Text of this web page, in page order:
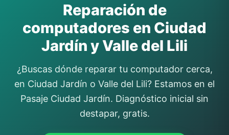
Reparación de
computadores en Ciudad
Jardín y Valle del Lili
¿Buscas dónde reparar tu computador cerca,
en Ciudad Jardín o Valle del Lili? Estamos en el
Pasaje Ciudad Jardín. Diagnóstico inicial sin
destapar, gratis.